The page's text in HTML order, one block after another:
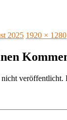
2025 Originalgröße
1920 × 1280
veröffentlicht.